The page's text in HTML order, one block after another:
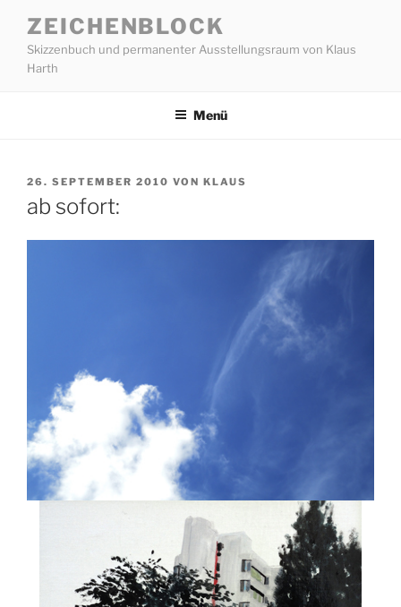
Inhalt
springen
ZEICHENBLOCK
Skizzenbuch und permanenter Ausstellungsraum von Klaus
Harth
Menü
VERÖFFENTLICHT
AM
26. SEPTEMBER 2010 VON KLAUS
ab sofort: